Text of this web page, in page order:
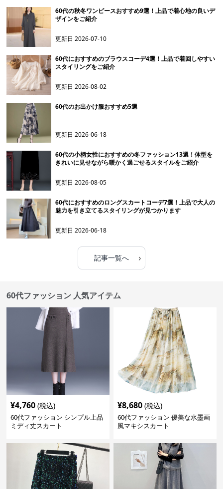
60代の秋冬ワンピースおすすめ9選！上品で着心地の良いデ
ザインをご紹介
更新日2026-07-10
60代におすすめのブラウスコーデ4選！上品で着回しやすい
スタイリングをご紹介
更新日2026-08-02
60代のお出かけ服おすすめ5選
更新日2026-06-18
60代の小柄女性におすすめの冬ファッション13選！体型を
きれいに見せながら暖かく過ごせるスタイルをご紹介
更新日2026-08-05
60代におすすめのロングスカートコーデ7選！上品で大人の
魅力を引き立てるスタイリングが見つかります
更新日2026-06-18
記事一覧へ ›
60代ファッション 人気アイテム
¥4,760 (税込)
60代ファッション シンプル上品
ミディ丈スカート
¥8,680 (税込)
60代ファッション 優美な水墨画
風マキシスカート